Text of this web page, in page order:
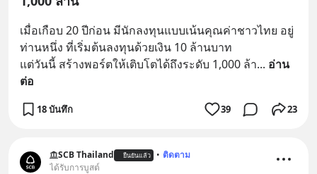
เมื่อเกือบ 20 ปีก่อน มีนักลงทุนแบบเน้นคุณค่าชาวไทย อยู่
ท่านหนึ่ง ที่เริ่มต้นลงทุนด้วยเงิน 10 ล้านบาท
แต่วันนี้ สร้างพอร์ตให้เติบโตได้ถึงระดับ 1,000 ล้า... อ่าน
ต่อ
18 บันทึก 39 23
SCB Thailand ยืนยันแล้ว • ติดตาม
ได้รับการบูสต์